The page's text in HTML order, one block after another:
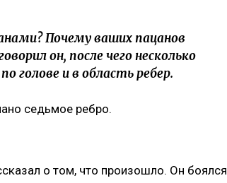
Почему ваших пацанов
он, после чего несколько
голове и в область ребер.
седьмое ребро.
о том, что произошло. Он боялся